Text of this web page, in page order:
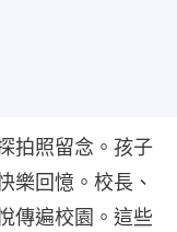
拍照留念。孩子
樂回憶。校長、
傳遍校園。這些